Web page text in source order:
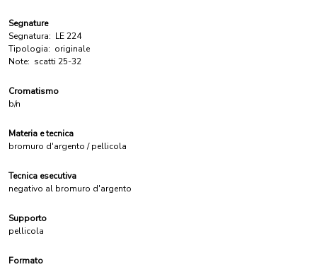
Segnature
Segnatura: LE 224
Tipologia: originale
Note: scatti 25-32
Cromatismo
b/n
Materia e tecnica
bromuro d'argento / pellicola
Tecnica esecutiva
negativo al bromuro d'argento
Supporto
pellicola
Formato